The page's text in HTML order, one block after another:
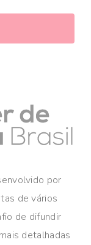
por
de vários
de difundir
detalhadas